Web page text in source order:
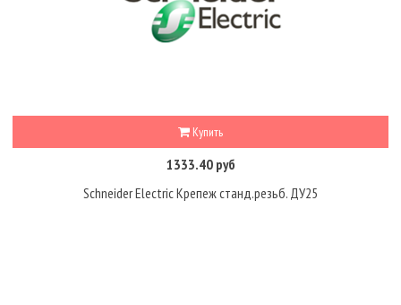
Купить
1333.40 руб
Schneider Electric Крепеж станд.резьб. ДУ25